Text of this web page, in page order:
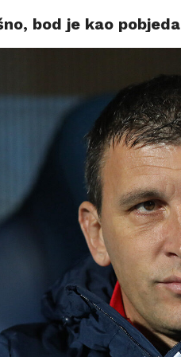
VIJESTI
bod je kao